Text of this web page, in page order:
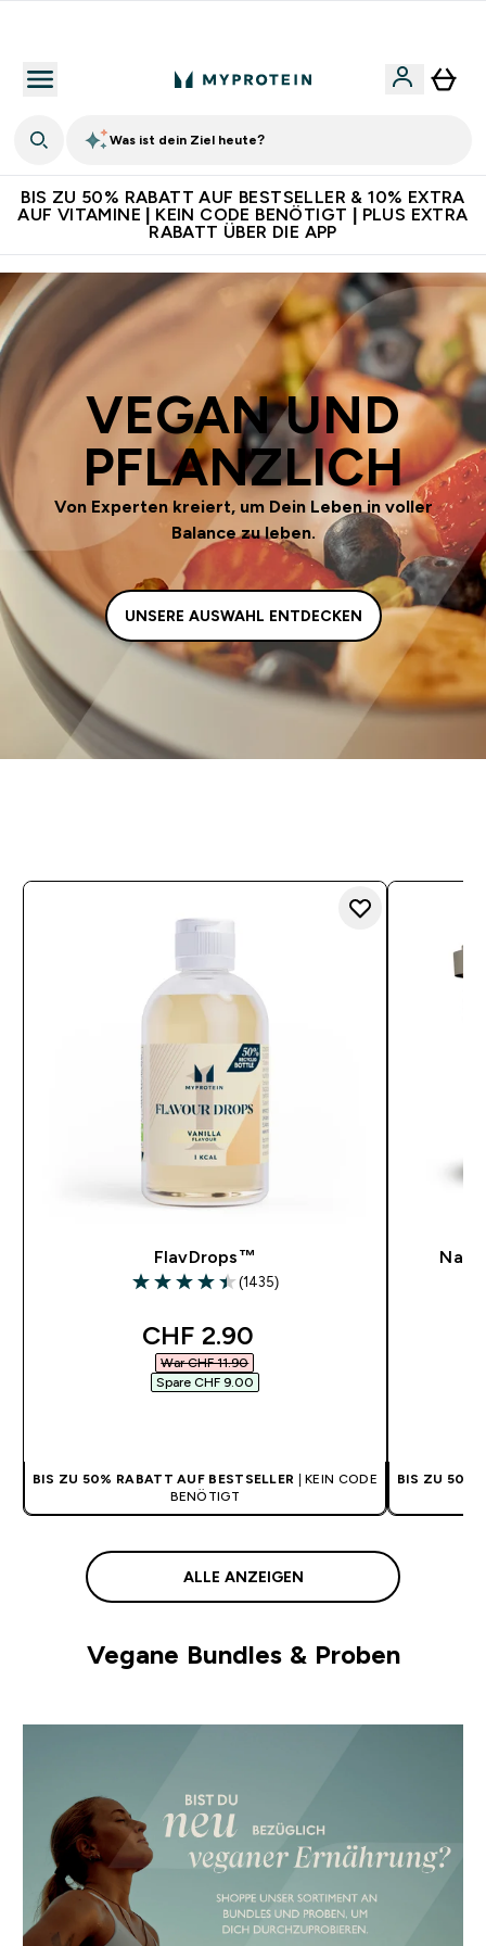
Was ist dein Ziel heute?
BIS ZU 50% RABATT AUF BESTSELLER & 10% EXTRA
AUF VITAMINE | KEIN CODE BENÖTIGT | PLUS EXTRA
RABATT ÜBER DIE APP
VEGAN UND
PFLANZLICH
Von Experten kreiert, um Dein Leben in voller
Balance zu leben.
UNSERE AUSWAHL ENTDECKEN
FlavDrops™
4.41 out of 5 stars
(1435)
discounted price
CHF 2.90‎
War CHF 11.90‎
Spare CHF 9.00‎
BIS ZU 50% RABATT AUF BESTSELLER | KEIN CODE
BENÖTIGT
BIS ZU 50%
ALLE ANZEIGEN
Vegane Bundles & Proben